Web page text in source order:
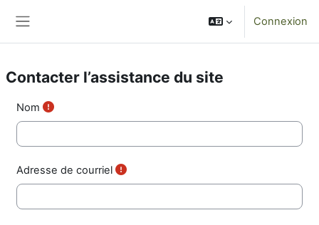
Connexion
Contacter l’assistance du site
Nom
Adresse de courriel